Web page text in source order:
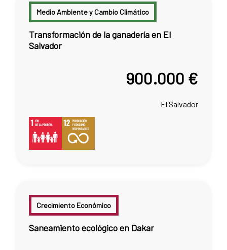
Medio Ambiente y Cambio Climático
Transformación de la ganadería en El
Salvador
900.000 €
El Salvador
Crecimiento Económico
Saneamiento ecológico en Dakar